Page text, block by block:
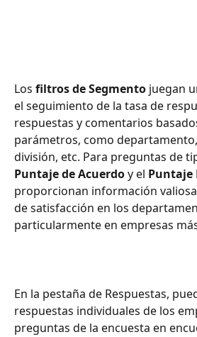
Los filtros de Segmento juegan
el seguimiento de la tasa de
respuestas y comentarios
parámetros, como
división, etc. Para preguntas de
Puntaje de Acuerdo y el Puntaje
proporcionan información
de satisfacción en los
particularmente en empresas
En la pestaña de Respuestas,
respuestas individuales de los
preguntas de la encuesta en